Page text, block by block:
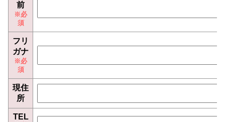
前
フリ
ガナ
現住
所
TEL